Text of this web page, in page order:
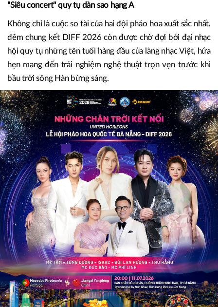
"Siêu concert" quy tụ dàn sao hạng A
Không chỉ là cuộc so tài của hai đội pháo hoa xuất sắc nhất,
đêm chung kết DIFF 2026 còn được chờ đợi bởi đại nhạc
hội quy tụ những tên tuổi hàng đầu của làng nhạc Việt, hứa
hẹn mang đến trải nghiệm nghệ thuật trọn vẹn trước khi
bầu trời sông Hàn bừng sáng.